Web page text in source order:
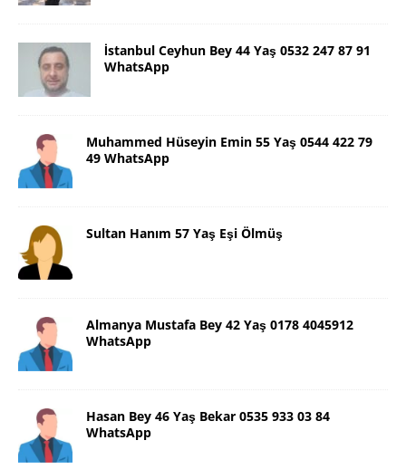
İstanbul Ceyhun Bey 44 Yaş 0532 247 87 91
WhatsApp
Muhammed Hüseyin Emin 55 Yaş 0544 422 79
49 WhatsApp
Sultan Hanım 57 Yaş Eşi Ölmüş
Almanya Mustafa Bey 42 Yaş 0178 4045912
WhatsApp
Hasan Bey 46 Yaş Bekar 0535 933 03 84
WhatsApp